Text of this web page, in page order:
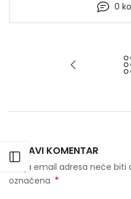
Otvori bočni meni
0
OSTAVI KOMENTAR
Tvoja email adresa neće
označena *